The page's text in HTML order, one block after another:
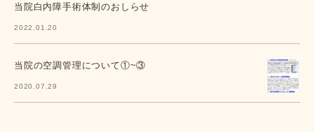
当院白内障手術体制のおしらせ
2022.01.20
当院の空調管理について①~③
2020.07.29